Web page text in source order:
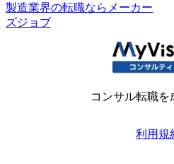
製造業界の転職ならメーカー
ズジョブ
コンサル転職を
利用規